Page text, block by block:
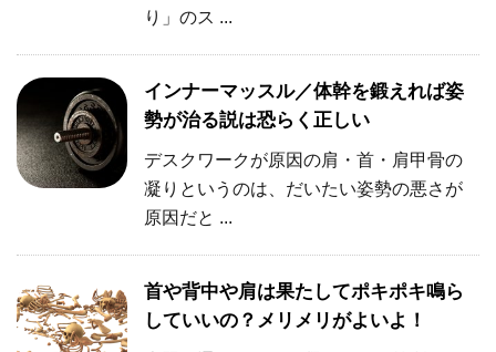
り」のス ...
インナーマッスル／体幹を鍛えれば姿
勢が治る説は恐らく正しい
デスクワークが原因の肩・首・肩甲骨の
凝りというのは、だいたい姿勢の悪さが
原因だと ...
首や背中や肩は果たしてポキポキ鳴ら
していいの？メリメリがよいよ！